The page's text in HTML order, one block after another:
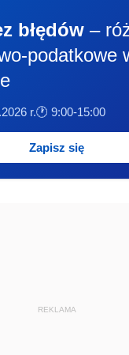
błędów –
podatkowe
r.🕐 9:00-15:00
Zapisz się
REKLAMA